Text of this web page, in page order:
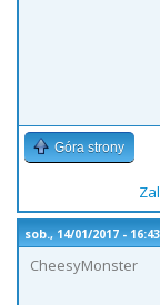
Góra strony
sob., 14/01/2017 - 16:43
CheesyMonster